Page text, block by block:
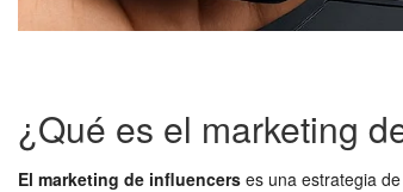
¿Qué es el marketing
El marketing de influencers es una estrategia